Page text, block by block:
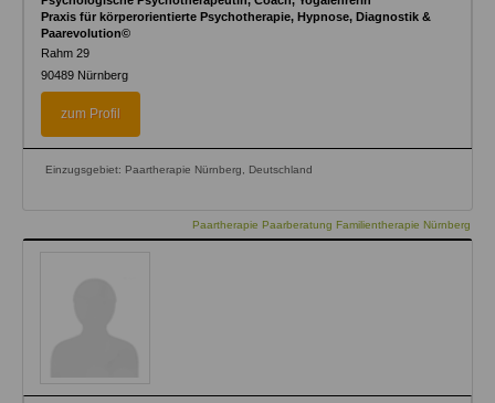
Praxis für körperorientierte Psychotherapie, Hypnose, Diagnostik &
Paarevolution©
Rahm 29
90489 Nürnberg
zum Profil
Einzugsgebiet: Paartherapie Nürnberg, Deutschland
Paartherapie Paarberatung Familientherapie Nürnberg